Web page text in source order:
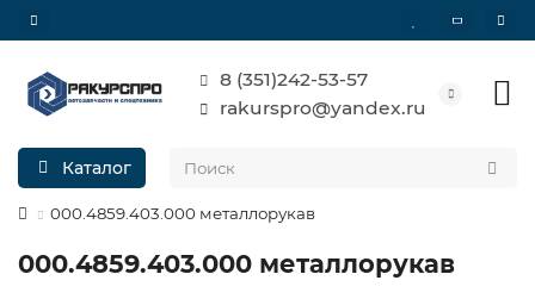
8 (351)242-53-57
rakurspro@yandex.ru
Каталог
000.4859.403.000 металлорукав
000.4859.403.000 металлорукав